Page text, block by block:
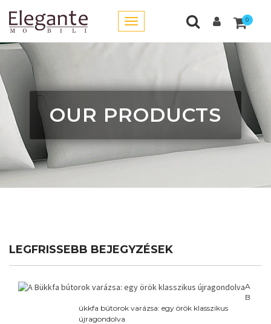
0
OUR PRODUCTS
LEGFRISSEBB BEJEGYZÉSEK
A
B
ükkfa bútorok varázsa: egy örök klasszikus
újragondolva